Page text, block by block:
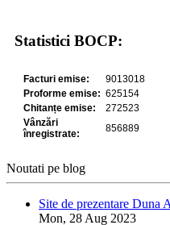
Statistici BOCP:
Noutati pe blog
Site de prezentare Duna
Mon, 28 Aug 2023